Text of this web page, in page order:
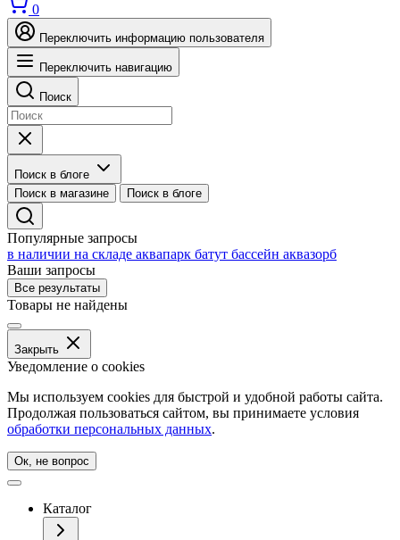
0
Переключить информацию пользователя
Переключить навигацию
Поиск
Поиск в блоге
Поиск в магазине
Поиск в блоге
Популярные запросы
в наличии на складе аквапарк батут бассейн аквазорб
Ваши запросы
Все результаты
Товары не найдены
Закрыть
Уведомление о cookies
Мы используем cookies для быстрой и удобной работы сайта.
Продолжая пользоваться сайтом, вы принимаете условия
обработки персональных данных.
Ок, не вопрос
Каталог